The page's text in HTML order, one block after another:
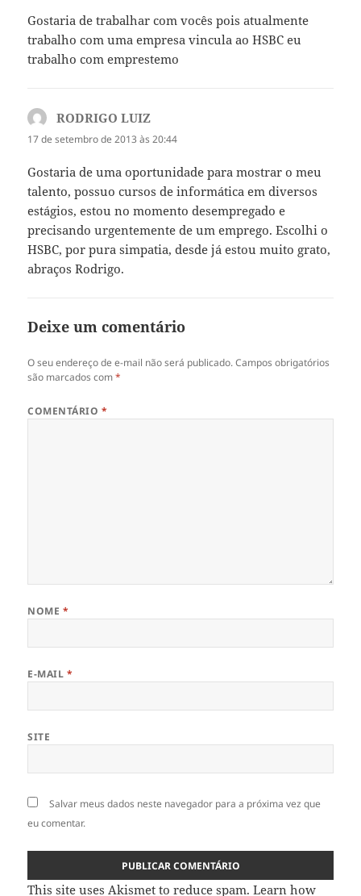
Gostaria de trabalhar com vocês pois atualmente
trabalho com uma empresa vincula ao HSBC eu
trabalho com emprestemo
RODRIGO LUIZ
17 de setembro de 2013 às 20:44
Gostaria de uma oportunidade para mostrar o meu
talento, possuo cursos de informática em diversos
estágios, estou no momento desempregado e
precisando urgentemente de um emprego. Escolhi o
HSBC, por pura simpatia, desde já estou muito grato,
abraços Rodrigo.
Deixe um comentário
O seu endereço de e-mail não será publicado. Campos obrigatórios
são marcados com*
COMENTÁRIO *
NOME *
E-MAIL *
SITE
Salvar meus dados neste navegador para a próxima vez que
eu comentar.
This site uses Akismet to reduce spam.Learn how